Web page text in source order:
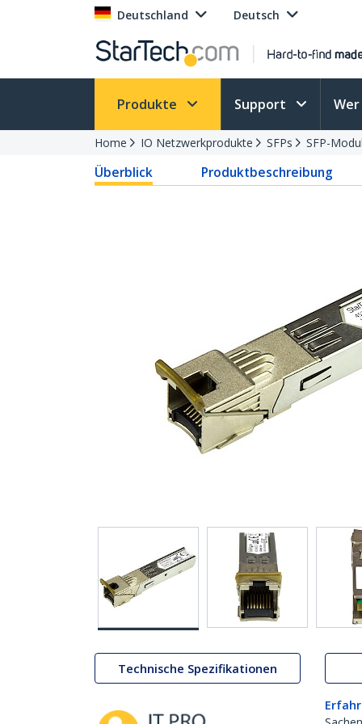
Deutschland Deutsch
Produkte Support
Home IO Netzwerkprodukte SFPs SFP-
Überblick Produktbeschreibung
Technische Spezifikationen